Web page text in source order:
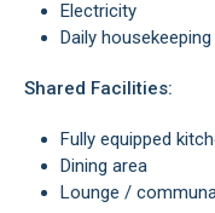
Electricity
Daily housekeeping
Shared Facilities:
Fully equipped
Dining area
Lounge /